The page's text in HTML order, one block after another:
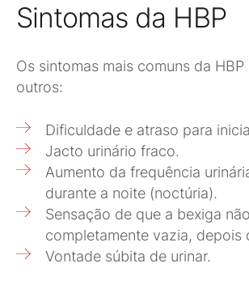
Sintomas da HBP
Os sintomas mais comuns da
outros:
Dificuldade e atraso para
Jacto urinário fraco.
Aumento da frequência
durante a noite (noctúria).
Sensação de que a bexiga
completamente vazia, depois
Vontade súbita de urinar.